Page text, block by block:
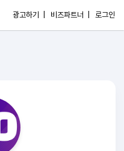
광고하기 | 비즈파트너 | 로그인